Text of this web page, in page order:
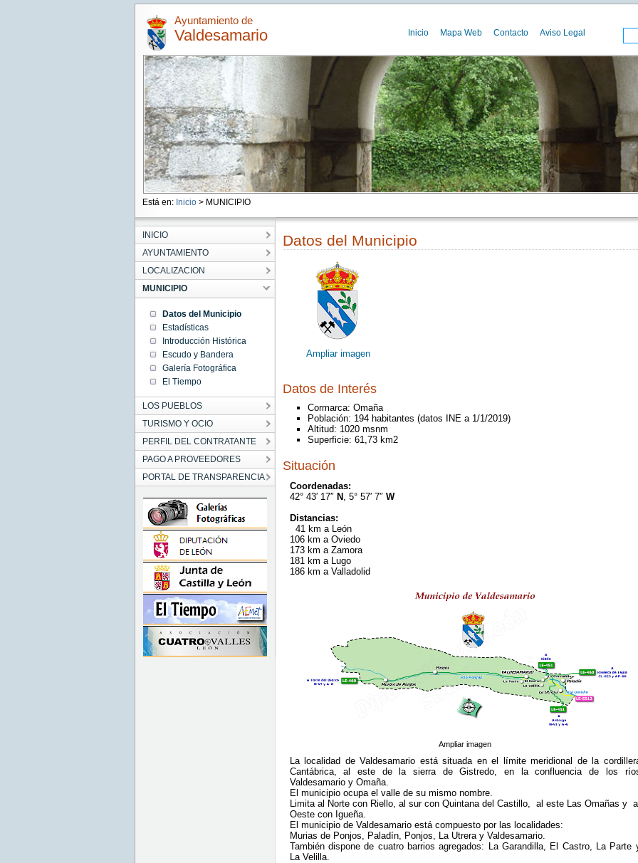
Ayuntamiento de
Valdesamario Inicio Mapa Web Contacto Aviso Legal
Está en: Inicio > MUNICIPIO
INICIO
AYUNTAMIENTO
LOCALIZACION
MUNICIPIO
Datos del Municipio
Estadísticas
Introducción Histórica
Escudo y Bandera
Galería Fotográfica
El Tiempo
LOS PUEBLOS
TURISMO Y OCIO
PERFIL DEL CONTRATANTE
PAGO A PROVEEDORES
PORTAL DE TRANSPARENCIA
Datos del Municipio
Ampliar imagen
Datos de Interés
Cormarca: Omaña
Población: 194 habitantes (datos INE a 1/1/2019)
Altitud: 1020 msnm
Superficie: 61,73 km2
Situación
Coordenadas:
42° 43′ 17″ N, 5° 57′ 7″ W
Distancias:
41 km a León
106 km a Oviedo
173 km a Zamora
181 km a Lugo
186 km a Valladolid
Ampliar imagen
La localidad de Valdesamario está situada en el límite meridional de la
Cantábrica, al este de la sierra de Gistredo, en la confluencia de los
Valdesamario y Omaña.
El municipio ocupa el valle de su mismo nombre.
Limita al Norte con Riello, al sur con Quintana del Castillo, al este Las Omañas y
Oeste con Igueña.
El municipio de Valdesamario está compuesto por las localidades:
Murias de Ponjos, Paladín, Ponjos, La Utrera y Valdesamario.
También dispone de cuatro barrios agregados: La Garandilla, El Castro, La Parte
La Velilla.